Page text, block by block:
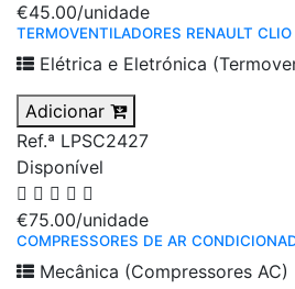
€45.00/unidade
TERMOVENTILADORES RENAULT CLIO
Elétrica e Eletrónica
Adicionar
Ref.ª LPSC2427
Disponível
€75.00/unidade
COMPRESSORES DE AR
Mecânica (Compressores AC)